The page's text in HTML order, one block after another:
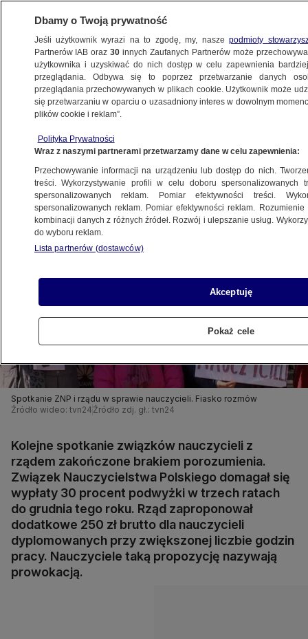
PROGRAMY
19.04.2019, 06:10
Udostępnij
Spotkanie ZNP i rządu w sprawie nauczycieli. Fiasko rozmów
Źródło wideo: tvn24 Źródło zdj. gł.: tvn24
Kolejne spotkanie związków nauczycieli z
rządem zakończone brakiem porozumienia.
Związek Nauczycielstwa Polskiego domagał się
wypłaty 30 procent podwyżki w trzech ratach
do grudnia tego roku. Rząd zaproponował
dodatkowe 250 zł brutto dla nauczycieli
dyplomowanych przy zwiększonej liczbie godzin
pracy. Nauczyciele taką propozycję nazywają
prowokacją.
Dbamy o Twoją prywatność
Jeśli użytkownik wyrazi na to zgodę, my, naszepodmioty
Partnerów IAB oraz30 innych Zaufanych Partnerów może
użytkownika i uzyskiwać do nich dostęp w celu zapewnienia
przeglądania. Odbywa się to poprzez przetwarzanie danych
przeglądania przechowywanych w plikach cookie. Użytkownik może
się przetwarzaniu w oparciu o uzasadniony interes w dowolnym
plików cookie i reklam”.
Polityka Prywatności
Wraz z naszymi partnerami przetwarzamy dane w celu zapewnienia:
Przechowywanie informacji na urządzeniu lub dostęp do nich.
treści. Wykorzystywanie profili w celu doboru spersonalizowanych
spersonalizowanych reklam. Pomiar efektywności treści.
spersonalizowanych reklam. Pomiar efektywności reklam.
kombinacji danych z różnych źródeł. Rozwój i ulepszanie usług.
do wyboru reklam.
Lista partnerów (dostawców)
Akceptuję
Pokaż cele